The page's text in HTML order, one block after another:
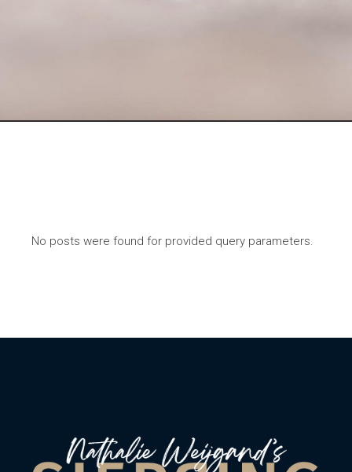
No posts were found for provided query parameters.